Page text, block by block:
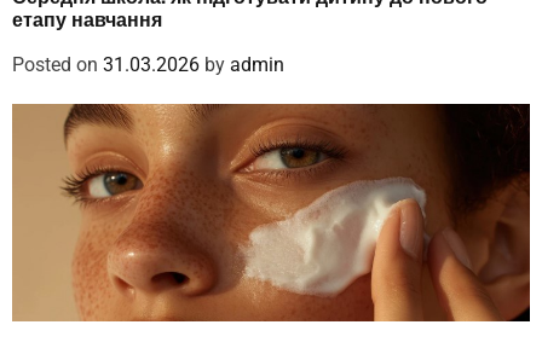
етапу навчання
Posted on 31.03.2026 by admin